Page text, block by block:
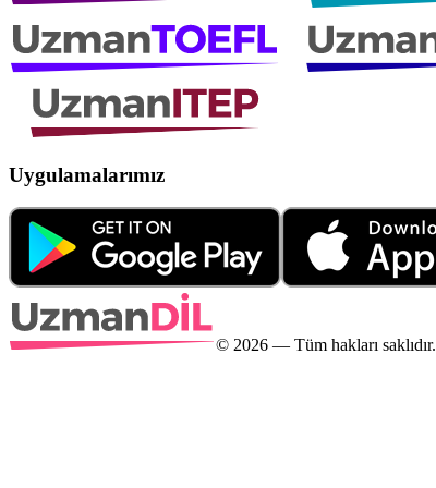
Uygulamalarımız
© 2026 — Tüm hakları saklıdır.